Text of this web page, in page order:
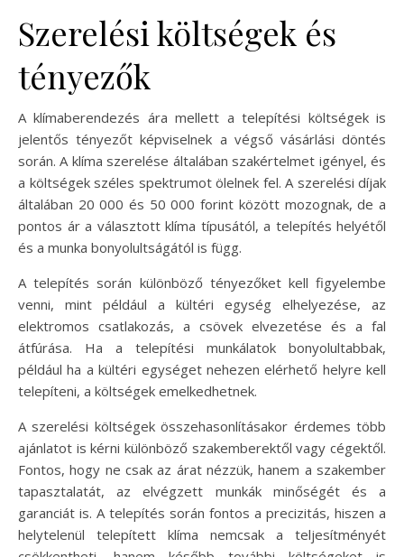
Szerelési költségek és
tényezők
A klímaberendezés ára mellett a telepítési költségek is
jelentős tényezőt képviselnek a végső vásárlási döntés
során. A klíma szerelése általában szakértelmet igényel, és
a költségek széles spektrumot ölelnek fel. A szerelési díjak
általában 20 000 és 50 000 forint között mozognak, de a
pontos ár a választott klíma típusától, a telepítés helyétől
és a munka bonyolultságától is függ.
A telepítés során különböző tényezőket kell figyelembe
venni, mint például a kültéri egység elhelyezése, az
elektromos csatlakozás, a csövek elvezetése és a fal
átfúrása. Ha a telepítési munkálatok bonyolultabbak,
például ha a kültéri egységet nehezen elérhető helyre kell
telepíteni, a költségek emelkedhetnek.
A szerelési költségek összehasonlításakor érdemes több
ajánlatot is kérni különböző szakemberektől vagy cégektől.
Fontos, hogy ne csak az árat nézzük, hanem a szakember
tapasztalatát, az elvégzett munkák minőségét és a
garanciát is. A telepítés során fontos a precizitás, hiszen a
helytelenül telepített klíma nemcsak a teljesítményét